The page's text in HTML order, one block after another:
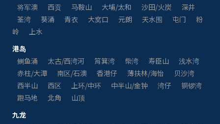
将军澳
西贡 马鞍山 大埔/太和 沙田/火炭
深井
荃湾
葵涌 青衣 大窝口 元朗 天水围 屯门
粉
岭
上水
港岛
鲗鱼涌
太古/西湾河 筲箕湾 柴湾 寿臣山
浅水湾
赤柱/大潭
南区/石澳 香港仔 薄扶林/海怡
贝沙湾
西半山
西区 上环/中环 中半山/金钟 湾仔
铜锣湾
跑马地
北角
山顶
九龙